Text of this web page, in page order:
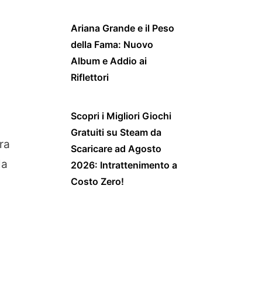
Ariana Grande e il Peso
della Fama: Nuovo
Album e Addio ai
Riflettori
Scopri i Migliori Giochi
Gratuiti su Steam da
Scaricare ad Agosto
2026: Intrattenimento a
Costo Zero!